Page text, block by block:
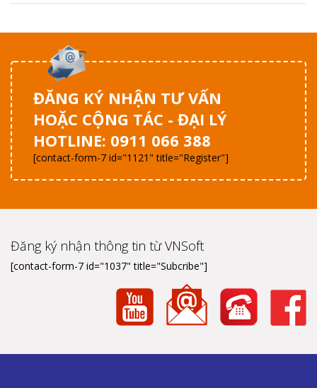
ĐĂNG KÝ NHẬN TƯ VẤN
HOẶC CỘNG TÁC - ĐẠI LÝ
HOTLINE: 0911 066 388
[contact-form-7 id="1121" title="Register"]
Đăng ký nhận thông tin từ VNSoft
[contact-form-7 id="1037" title="Subcribe"]